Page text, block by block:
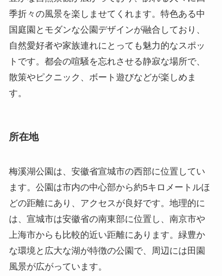
季折々の風景を楽しませてくれます。特色ある中
国庭園とモダンな公園デザインが融合しており、
自然愛好者や家族連れにとっても魅力的なスポッ
トです。都会の喧騒を忘れさせる静寂な場所で、
散策やピクニック、ボート遊びなどが楽しめま
す。
所在地
梅溪湖公園は、安徽省宣城市の西部に位置してい
ます。公園は市内の中心部から約5キロメートルほ
どの距離にあり、アクセスが良好です。地理的に
は、宣城市は安徽省の南東部に位置し、南京市や
上海市からも比較的近い距離にあります。緑豊か
な環境と広大な湖が特徴の公園で、周辺には田園
風景が広がっています。